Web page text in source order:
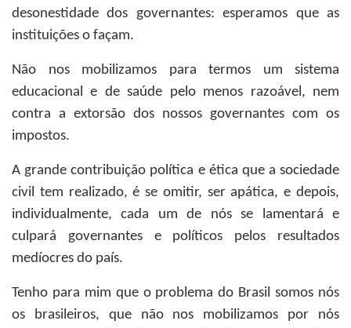
desonestidade dos governantes: esperamos que as
instituições o façam.
Não nos mobilizamos para termos um sistema
educacional e de saúde pelo menos razoável, nem
contra a extorsão dos nossos governantes com os
impostos.
A grande contribuição política e ética que a sociedade
civil tem realizado, é se omitir, ser apática, e depois,
individualmente, cada um de nós se lamentará e
culpará governantes e políticos pelos resultados
medíocres do país.
Tenho para mim que o problema do Brasil somos nós
os brasileiros, que não nos mobilizamos por nós